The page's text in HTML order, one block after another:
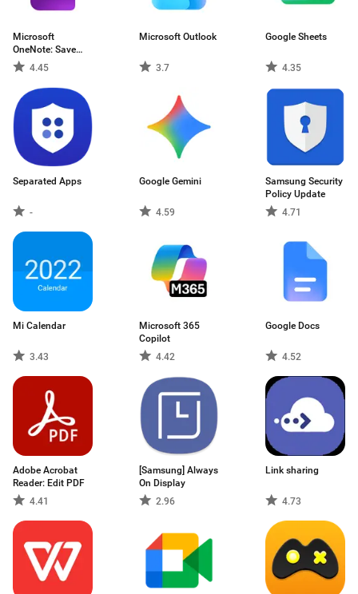
Microsoft
OneNote: Save
Notes4.45
Microsoft Outlook
3.7
Google Sheets
4.35
Separated Apps
-
Google Gemini
4.59
Samsung Security
Policy Update
4.71
Mi Calendar
3.43
Microsoft 365
Copilot
4.42
Google Docs
4.52
Adobe Acrobat
Reader: Edit PDF
4.41
[Samsung] Always
On Display
2.96
Link sharing
4.73